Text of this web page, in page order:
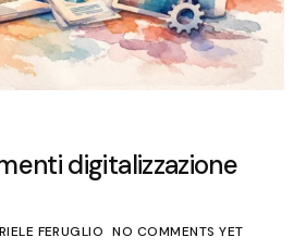
digitalizzazione
FERUGLIO NO COMMENTS YET